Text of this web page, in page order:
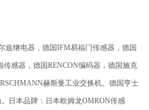
兹继电器，德国IFM易福门传感器，德国
感器，德国RENCON编码器，德国施克
赫斯曼工业交换机。德国亨士
日本品牌：日本欧姆龙OMRON传感